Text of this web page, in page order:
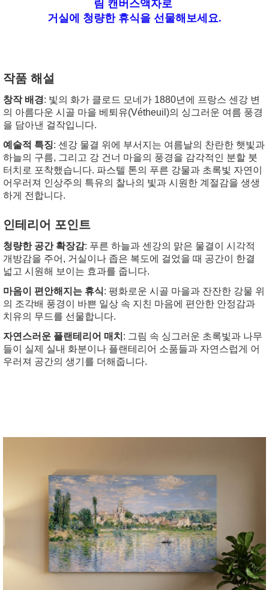
림 캔버스액자로
거실에 청량한 휴식을 선물해보세요.
작품 해설
창작 배경: 빛의 화가 클로드 모네가 1880년에 프랑스 센강 변
의 아름다운 시골 마을 베퇴유(Vétheuil)의 싱그러운 여름 풍경
을 담아낸 걸작입니다.
예술적 특징: 센강 물결 위에 부서지는 여름날의 찬란한 햇빛과
하늘의 구름, 그리고 강 건너 마을의 풍경을 감각적인 분할 붓
터치로 포착했습니다. 파스텔 톤의 푸른 강물과 초록빛 자연이
어우러져 인상주의 특유의 찰나의 빛과 시원한 계절감을 생생
하게 전합니다.
인테리어 포인트
청량한 공간 확장감: 푸른 하늘과 센강의 맑은 물결이 시각적
개방감을 주어, 거실이나 좁은 복도에 걸었을 때 공간이 한결
넓고 시원해 보이는 효과를 줍니다.
마음이 편안해지는 휴식: 평화로운 시골 마을과 잔잔한 강물 위
의 조각배 풍경이 바쁜 일상 속 지친 마음에 편안한 안정감과
치유의 무드를 선물합니다.
자연스러운 플랜테리어 매치 : 그림 속 싱그러운 초록빛과 나무
들이 실제 실내 화분이나 플랜테리어 소품들과 자연스럽게 어
우러져 공간의 생기를 더해줍니다.